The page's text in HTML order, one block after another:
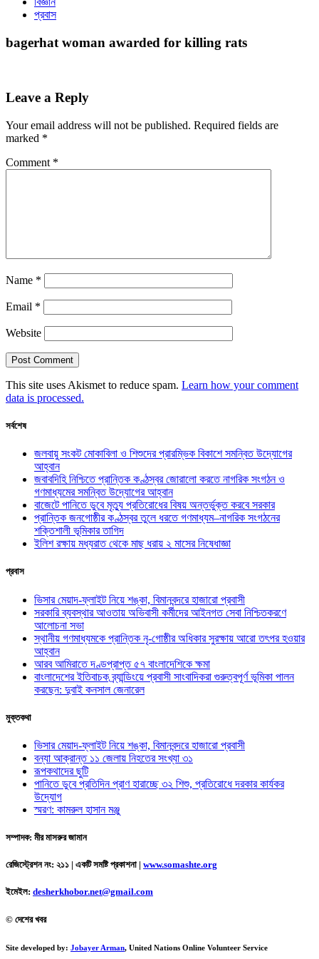
প্রবাস
bagerhat woman awarded for killing rats
Leave a Reply
Your email address will not be published. Required fields are
marked *
Comment *
Name *
Email *
Website
This site uses Akismet to reduce spam. Learn how your comment
data is processed.
সর্বশেষ
জলবায়ু সংকট মোকাবিলা ও শিশুদের প্রারম্ভিক বিকাশে সমন্বিত উদ্যোগের
আহ্বান
জবাবদিহি নিশ্চিতে প্রান্তিক কণ্ঠস্বর জোরালো করতে নাগরিক সংগঠন ও
গণমাধ্যমের সমন্বিত উদ্যোগের আহ্বান
বাজেটে পানিতে ডুবে মৃত্যু প্রতিরোধের বিষয় অন্তর্ভুক্ত করবে সরকার
প্রান্তিক জনগোষ্ঠীর কণ্ঠস্বর তুলে ধরতে গণমাধ্যম–নাগরিক সংগঠনের
শক্তিশালী ভূমিকার তাগিদ
ইলিশ রক্ষায় মধ্যরাত থেকে মাছ ধরায় ২ মাসের নিষেধাজ্ঞা
প্রবাস
ভিসার মেয়াদ-ফ্লাইট নিয়ে শঙ্কা, বিমানবন্দরে হাজারো প্রবাসী
সরকারি ব্যবস্থার আওতায় অভিবাসী কর্মীদের আইনগত সেবা নিশ্চিতকরণে
আলোচনা সভা
স্থানীয় গণমাধ্যমকে প্রান্তিক নৃ-গোষ্ঠীর অধিকার সুরক্ষায় আরো তৎপর হওয়ার
আহ্বান
আরব আমিরাতে দণ্ডপ্রাপ্ত ৫৭ বাংলাদেশিকে ক্ষমা
বাংলাদেশের ইতিবাচক ব্র্যান্ডিংয়ে প্রবাসী সাংবাদিকরা গুরুত্বপূর্ণ ভূমিকা পালন
করছেন: দুবাই কনসাল জেনারেল
মুক্তকথা
ভিসার মেয়াদ-ফ্লাইট নিয়ে শঙ্কা, বিমানবন্দরে হাজারো প্রবাসী
বন্যা আক্রান্ত ১১ জেলায় নিহতের সংখ্যা ৩১
রূপকথাদের ছুটি
পানিতে ডুবে প্রতিদিন প্রাণ হারাচ্ছে ৩২ শিশু, প্রতিরোধে দরকার কার্যকর
উদ্যোগ
স্মরণ: কামরুল হাসান মঞ্জু
সম্পাদক: মীর মাসরুর জামান
রেজিস্ট্রেশন নং: ২১১ | একটি সমষ্টি প্রকাশনা | www.somashte.org
ইমেইল: desherkhobor.net@gmail.com
© দেশের খবর
Site developed by: Jobayer Arman, United Nations Online Volunteer Service